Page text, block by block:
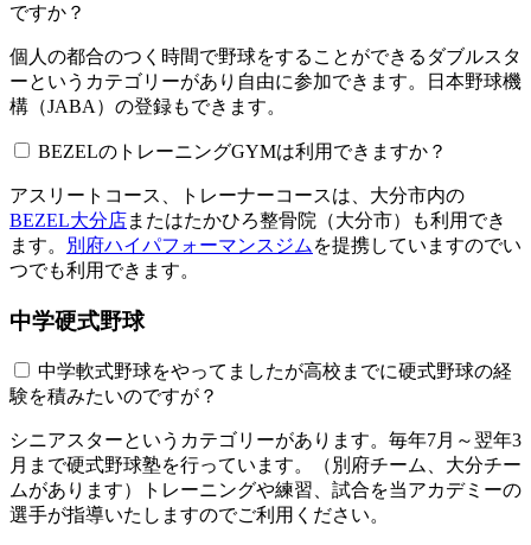
ですか？
個人の都合のつく時間で野球をすることができるダブルスタ
ーというカテゴリーがあり自由に参加できます。日本野球機
構（JABA）の登録もできます。
BEZELのトレーニングGYMは利用できますか？​​​​​
アスリートコース、トレーナーコースは、大分市内の
BEZEL大分店またはたかひろ整骨院（大分市）も利用でき
ます。
別府ハイパフォーマンスジム を提携していますのでい
つでも利用できます。
中学硬式野球
中学軟式野球をやってましたが高校までに硬式野球の経
験を積みたいのですが？
シニアスターというカテゴリーがあります。毎年7月～翌年3
月まで硬式野球塾を行っています。（別府チーム、大分チー
ムがあります）トレーニングや練習、試合を当アカデミーの
選手が指導いたしますのでご利用ください。